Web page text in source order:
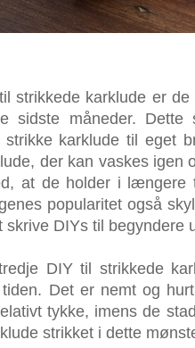
strikkede karklude er
sidste måneder.
karklude til eget
der kan vaskes igen
at de holder i længere
popularitet også
skrive DIYs til
DIY til strikkede
Det er nemt og
tykke, imens de
strikket i dette